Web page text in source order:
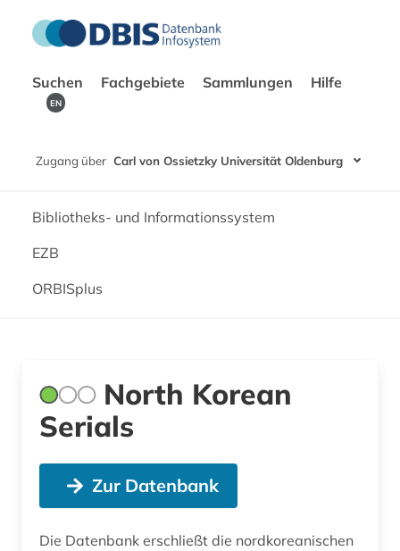
Suchen Fachgebiete Sammlungen Hilfe
EN
Zugang über Carl von Ossietzky Universität Oldenburg
Bibliotheks- und Informationssystem
EZB
ORBISplus
North Korean
Serials
Zur Datenbank
Die Datenbank erschließt die nordkoreanischen